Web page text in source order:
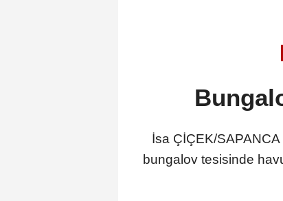
İsa ÇİÇEK/
bungalov tesisinde